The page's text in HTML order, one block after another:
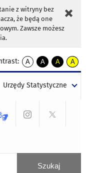
z witryny bez
że będą one
Zawsze możesz
A
kontrast
A
kontrast
tekst
czarnym
A
kontrast
tekst
czarnym
A
tekst
żółtym
Urzędy Statystyczne